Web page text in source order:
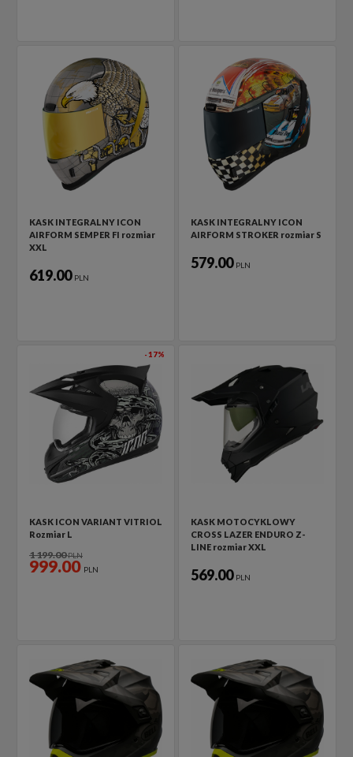
KASK INTEGRALNY ICON
AIRFORM SEMPER FI rozmiar
XXL
619.00 PLN
KASK INTEGRALNY ICON
AIRFORM STROKER rozmiar S
579.00 PLN
-17%
KASK ICON VARIANT VITRIOL
Rozmiar L
1 199.00PLN
999.00 PLN
KASK MOTOCYKLOWY
CROSS LAZER ENDURO Z-
LINE rozmiar XXL
569.00 PLN